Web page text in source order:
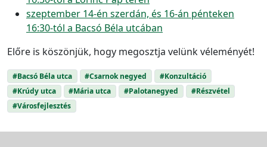
szeptember 14-én szerdán, és 16-án pénteken
16:30-tól a Bacsó Béla utcában
Előre is köszönjük, hogy megosztja velünk véleményét!
#Bacsó Béla utca #Csarnok negyed
#Konzultáció
#Krúdy utca
#Mária utca #Palotanegyed
#Részvétel
#Városfejlesztés